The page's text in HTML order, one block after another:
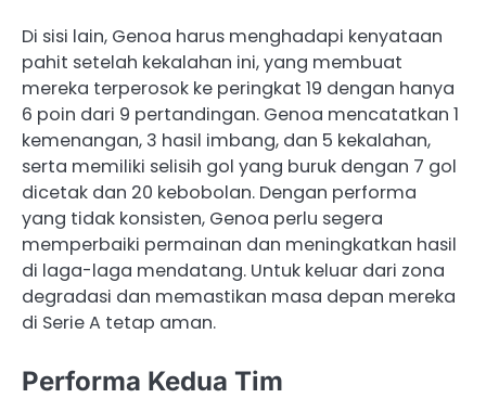
Di sisi lain, Genoa harus menghadapi kenyataan
pahit setelah kekalahan ini, yang membuat
mereka terperosok ke peringkat 19 dengan hanya
6 poin dari 9 pertandingan. Genoa mencatatkan 1
kemenangan, 3 hasil imbang, dan 5 kekalahan,
serta memiliki selisih gol yang buruk dengan 7 gol
dicetak dan 20 kebobolan. Dengan performa
yang tidak konsisten, Genoa perlu segera
memperbaiki permainan dan meningkatkan hasil
di laga-laga mendatang. Untuk keluar dari zona
degradasi dan memastikan masa depan mereka
di Serie A tetap aman.
Performa Kedua Tim